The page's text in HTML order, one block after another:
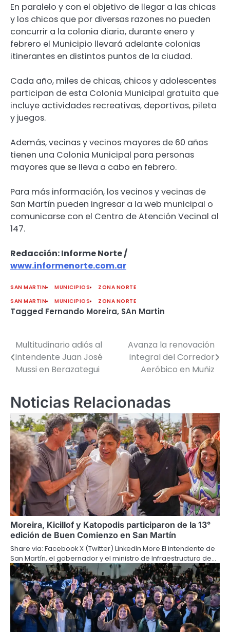
En paralelo y con el objetivo de llegar a las chicas
y los chicos que por diversas razones no pueden
concurrir a la colonia diaria, durante enero y
febrero el Municipio llevará adelante colonias
itinerantes en distintos puntos de la ciudad.
Cada año, miles de chicas, chicos y adolescentes
participan de esta Colonia Municipal gratuita que
incluye actividades recreativas, deportivas, pileta
y juegos.
Además, vecinas y vecinos mayores de 60 años
tienen una Colonia Municipal para personas
mayores que se lleva a cabo en febrero.
Para más información, los vecinos y vecinas de
San Martín pueden ingresar a la web municipal o
comunicarse con el Centro de Atención Vecinal al
147.
Redacción: Informe Norte /
www.informenorte.com.ar
SAN MARTIN MUNICIPIOS
ZONA NORTE
SAN MARTIN
MUNICIPIOS ZONA NORTE
Tagged Fernando Moreira, SAn Martin
Navegación
de
Multitudinario adiós al
intendente Juan José
Mussi en Berazategui
Avanza la renovación
integral del Corredor
Aeróbico en Muñiz
Noticias Relacionadas
Moreira, Kicillof y Katopodis participaron de la 13°
edición de Buen Comienzo en San Martín
Share via: Facebook X (Twitter) LinkedIn More El intendente de
San Martín, el gobernador y el ministro de Infraestructura de…